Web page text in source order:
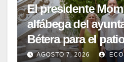
El presidente
alfábega del
Bétera para el
de la Diputación
AGOSTO 7, 2026